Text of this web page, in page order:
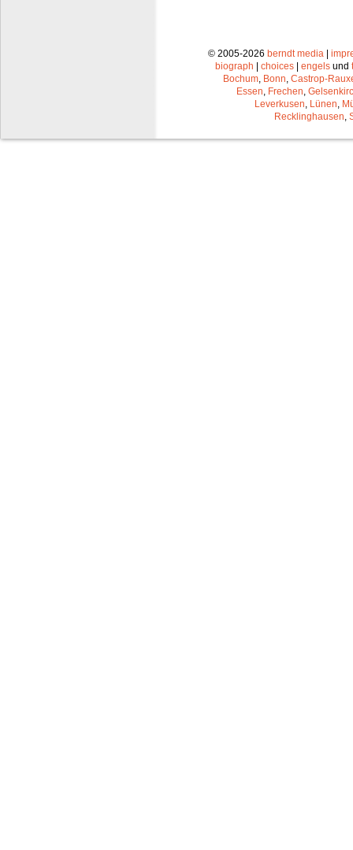
© 2005-2026 berndt media |
biograph | choices | engels und
Bochum Bonn Castrop-
Essen Frechen
Leverkusen Lünen
Recklinghausen